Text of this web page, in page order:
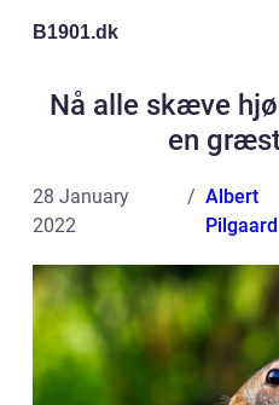
B1901.dk
Nå alle skæve
en
28 January
2022
Albert
Pilgaard